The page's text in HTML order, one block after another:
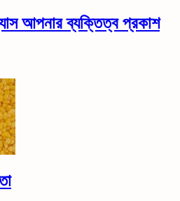
আপনার ব্যক্তিত্ব প্রকাশ